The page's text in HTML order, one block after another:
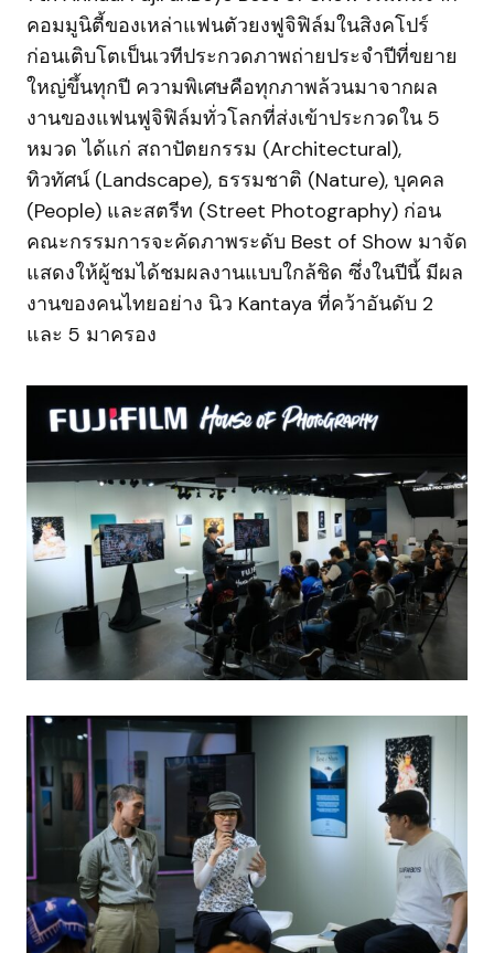
คอมมูนิตี้ของเหล่าแฟนตัวยงฟูจิฟิล์มในสิงคโปร์
ก่อนเติบโตเป็นเวทีประกวดภาพถ่ายประจำปีที่ขยาย
ใหญ่ขึ้นทุกปี ความพิเศษคือทุกภาพล้วนมาจากผล
งานของแฟนฟูจิฟิล์มทั่วโลกที่ส่งเข้าประกวดใน 5
หมวด ได้แก่ สถาปัตยกรรม (Architectural),
ทิวทัศน์ (Landscape), ธรรมชาติ (Nature), บุคคล
(People) และสตรีท (Street Photography) ก่อน
คณะกรรมการจะคัดภาพระดับ Best of Show มาจัด
แสดงให้ผู้ชมได้ชมผลงานแบบใกล้ชิด ซึ่งในปีนี้ มีผล
งานของคนไทยอย่าง นิว Kantaya ที่คว้าอันดับ 2
และ 5 มาครอง